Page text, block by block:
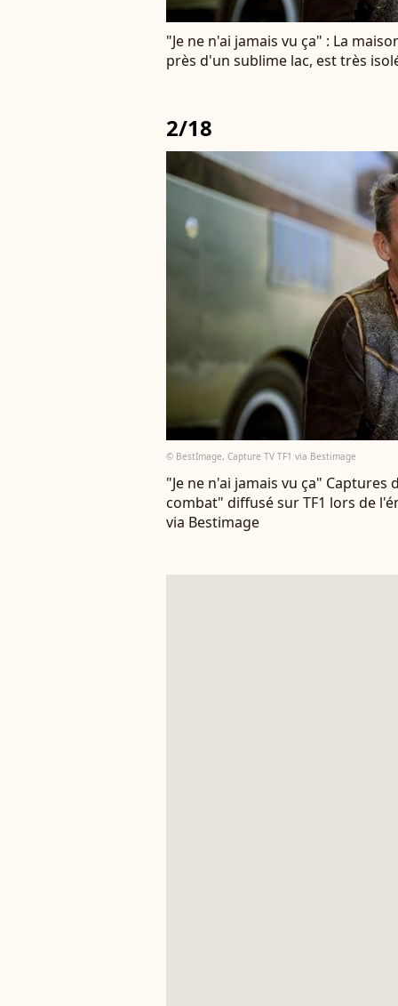
"Je ne n'ai jamais vu ça" : La
près d'un sublime lac, est très
2/18
© BestImage, Capture TV TF1 via Bestimage
"Je ne n'ai jamais vu ça"
combat" diffusé sur TF1 lors de
via Bestimage